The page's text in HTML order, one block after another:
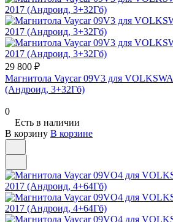
29 800 ₽
Магнитола Vaycar 09V3 для
(Андроид, 3+32Гб)
0
Есть в наличии
В корзину В корзине